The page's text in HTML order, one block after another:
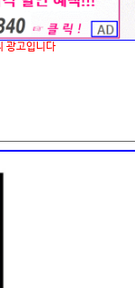
광고입니다